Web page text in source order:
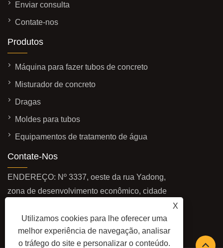
X
Utilizamos cookies para lhe oferecer uma
melhor experiência de navegação, analisar
o tráfego do site e personalizar o conteúdo.
Enviar consulta
Contate-nos
Produtos
Máquina para fazer tubos de concreto
Misturador de concreto
Dragas
Moldes para tubos
Equipamentos de tratamento de água
Contate-Nos
ENDEREÇO: Nº 3337, oeste da rua Yadong,
zona de desenvolvimento econômico, cidade
E-MAIL:sales@baolaimachinery.com
+86-15662587580